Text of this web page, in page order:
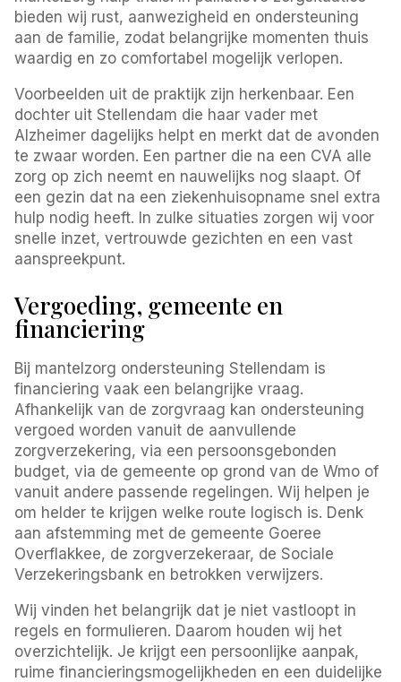
bieden wij rust, aanwezigheid en ondersteuning
aan de familie, zodat belangrijke momenten thuis
waardig en zo comfortabel mogelijk verlopen.
Voorbeelden uit de praktijk zijn herkenbaar. Een
dochter uit Stellendam die haar vader met
Alzheimer dagelijks helpt en merkt dat de avonden
te zwaar worden. Een partner die na een CVA alle
zorg op zich neemt en nauwelijks nog slaapt. Of
een gezin dat na een ziekenhuisopname snel extra
hulp nodig heeft. In zulke situaties zorgen wij voor
snelle inzet, vertrouwde gezichten en een vast
aanspreekpunt.
Vergoeding, gemeente en
financiering
Bij mantelzorg ondersteuning Stellendam is
financiering vaak een belangrijke vraag.
Afhankelijk van de zorgvraag kan ondersteuning
vergoed worden vanuit de aanvullende
zorgverzekering, via een persoonsgebonden
budget, via de gemeente op grond van de Wmo of
vanuit andere passende regelingen. Wij helpen je
om helder te krijgen welke route logisch is. Denk
aan afstemming met de gemeente Goeree
Overflakkee, de zorgverzekeraar, de Sociale
Verzekeringsbank en betrokken verwijzers.
Wij vinden het belangrijk dat je niet vastloopt in
regels en formulieren. Daarom houden wij het
overzichtelijk. Je krijgt een persoonlijke aanpak,
ruime financieringsmogelijkheden en een duidelijke